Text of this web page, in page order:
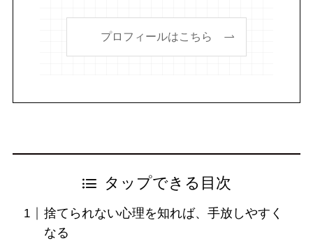
プロフィールはこちら
タップできる目次
捨てられない心理を知れば、手放しやすく
なる